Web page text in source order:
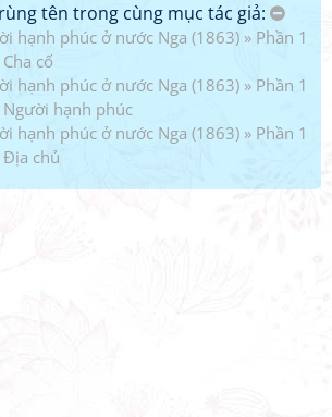
tên trong cùng mục tác giả:
hạnh phúc ở nước Nga (1863) » Phần 1
cố
hạnh phúc ở nước Nga (1863) » Phần 1
hạnh phúc
hạnh phúc ở nước Nga (1863) » Phần 1
Địa chủ